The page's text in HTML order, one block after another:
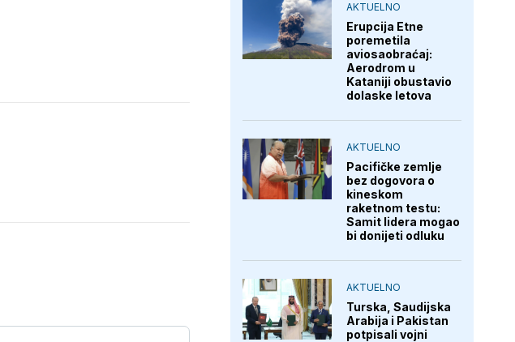
AKTUELNO
Erupcija Etne
poremetila
aviosaobraćaj:
Aerodrom u
Kataniji obustavio
dolaske letova
AKTUELNO
Pacifičke zemlje
bez dogovora o
kineskom
raketnom testu:
Samit lidera mogao
bi donijeti odluku
AKTUELNO
Turska, Saudijska
Arabija i Pakistan
potpisali vojni